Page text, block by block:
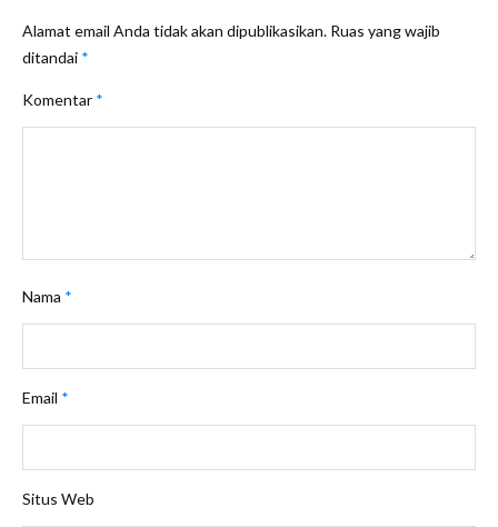
Alamat email Anda tidak akan dipublikasikan. Ruas yang wajib
ditandai *
Komentar *
Nama *
Email *
Situs Web